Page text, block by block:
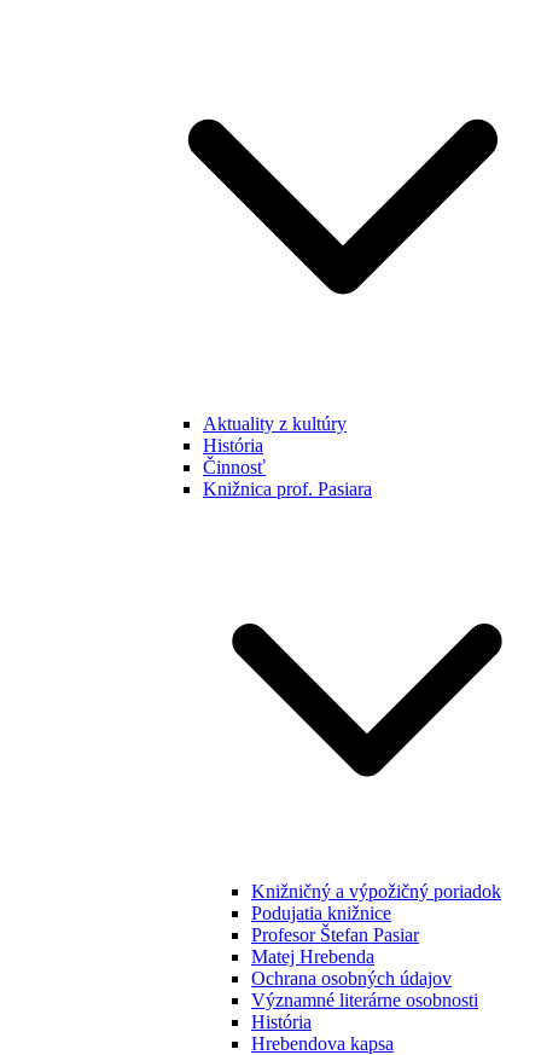
Aktuality z kultúry
História
Činnosť
Knižnica prof. Pasiara
Knižničný a výpožičný poriadok
Podujatia knižnice
Profesor Štefan Pasiar
Matej Hrebenda
Ochrana osobných údajov
Významné literárne osobnosti
História
Hrebendova kapsa